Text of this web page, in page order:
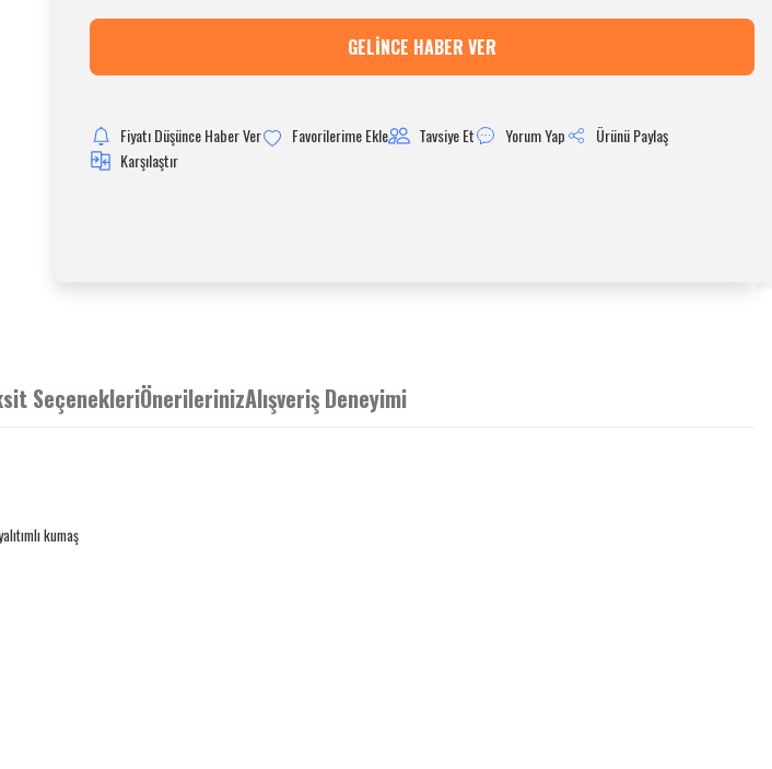
GELINCE HABER VER
Fiyatı Düşünce Haber Ver Tavsiye Et Yorum Yap
Ürünü Paylaş
Karşılaştır
SeçenekleriÖnerilerinizAlışveriş Deneyimi
kumaş